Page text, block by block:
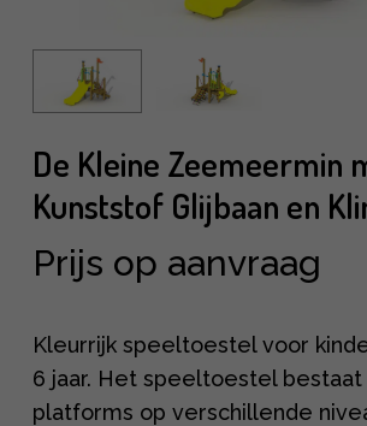
De Kleine Zeemeermin
Kunststof Glijbaan en
Prijs op aanvraag
Kleurrijk speeltoestel voor
6 jaar. Het speeltoestel
platforms op verschillende